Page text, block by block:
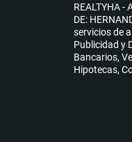
REALTYHA -
DE:
servicios de
Publicidad y
Bancarios,
Hipotecas,